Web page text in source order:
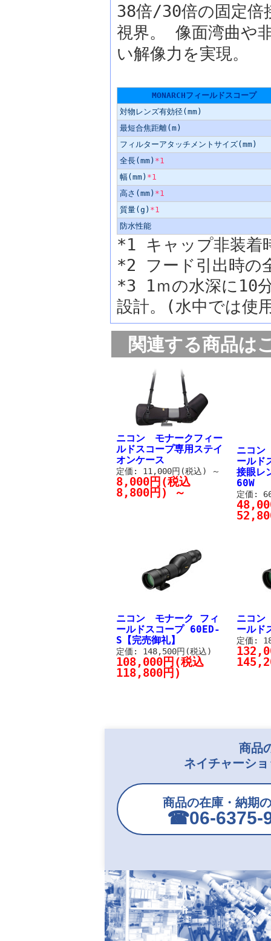
38倍/30倍の固定倍
視界。 像面湾曲や
い解像力を実現。
MONARCHフィールドスコープ
対物レンズ有効径(mm)
最短合焦距離(m)
フィルターアタッチメントサイズ(mm)
全長(mm) *1
幅(mm) *1
高さ(mm) *1
質量(g) *1
防水性能
*1 キャップ非装着
*2 フード引出時の
*3 1ｍの水深に10
設計。(水中では使
関連する商品は
ニコン モナークフィー
ルドスコープ専用ステイ
オンケース
定価: 11,000円(税込) ～
8,000円(税込
8,800円)
～
ニコ
ールド
接眼レ
60W
定価:
ニコン モナーク フィ
ールドスコープ 60ED-
S【完売御礼】
定価: 148,500円(税込)
108,000円(税込
118,800円)
ニコ
ールド
定価:
商品
ネイチャーシ
商品の在庫・納期
☎︎06-6375-